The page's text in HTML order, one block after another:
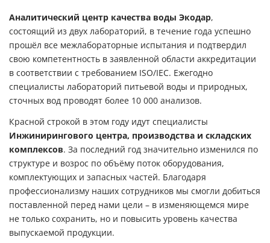
Аналитический центр качества воды Экодар,
состоящий из двух лабораторий, в течение года успешно
прошёл все межлабораторные испытания и подтвердил
свою компетентность в заявленной области аккредитации
в соответствии с требованием ISO/IEC. Ежегодно
специалисты лабораторий питьевой воды и природных,
сточных вод проводят более 10 000 анализов.
Красной строкой в этом году идут специалисты
Инжинирингового центра, производства и складских
комплексов. За последний год значительно изменился по
структуре и возрос по объёму поток оборудования,
комплектующих и запасных частей. Благодаря
профессионализму наших сотрудников мы смогли добиться
поставленной перед нами цели – в изменяющемся мире
не только сохранить, но и повысить уровень качества
выпускаемой продукции.